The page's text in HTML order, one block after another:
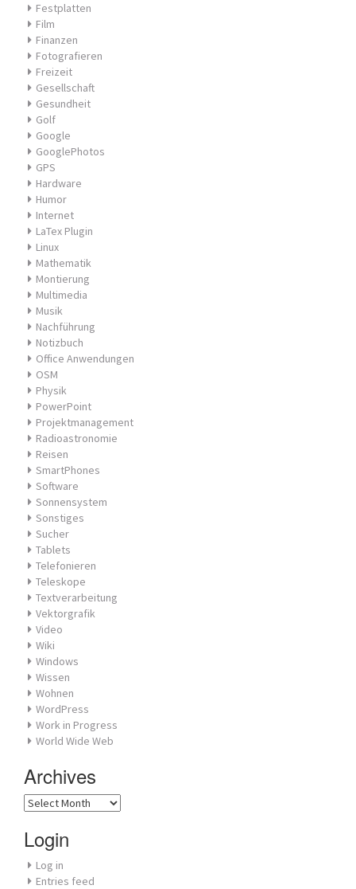
Festplatten
Film
Finanzen
Fotografieren
Freizeit
Gesellschaft
Gesundheit
Golf
Google
GooglePhotos
GPS
Hardware
Humor
Internet
LaTex Plugin
Linux
Mathematik
Montierung
Multimedia
Musik
Nachführung
Notizbuch
Office Anwendungen
OSM
Physik
PowerPoint
Projektmanagement
Radioastronomie
Reisen
SmartPhones
Software
Sonnensystem
Sonstiges
Sucher
Tablets
Telefonieren
Teleskope
Textverarbeitung
Vektorgrafik
Video
Wiki
Windows
Wissen
Wohnen
WordPress
Work in Progress
World Wide Web
Archives
Archives
Login
Log in
Entries feed